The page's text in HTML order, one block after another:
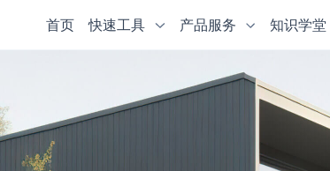
首页 快速工具 产品服务 知识学堂